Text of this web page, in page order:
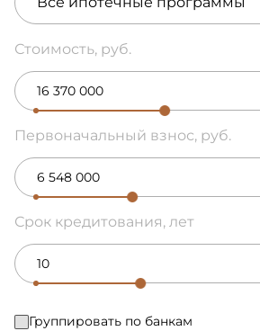
Стоимость, руб.
Первоначальный взнос, руб.
Срок кредитования, лет
Группировать по банкам